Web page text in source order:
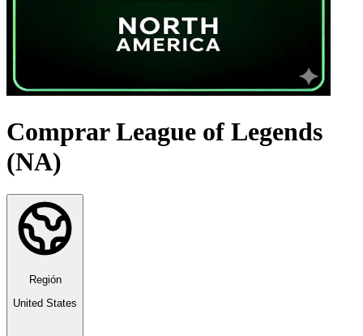
Comprar League of Legends
(NA)
Región
United States